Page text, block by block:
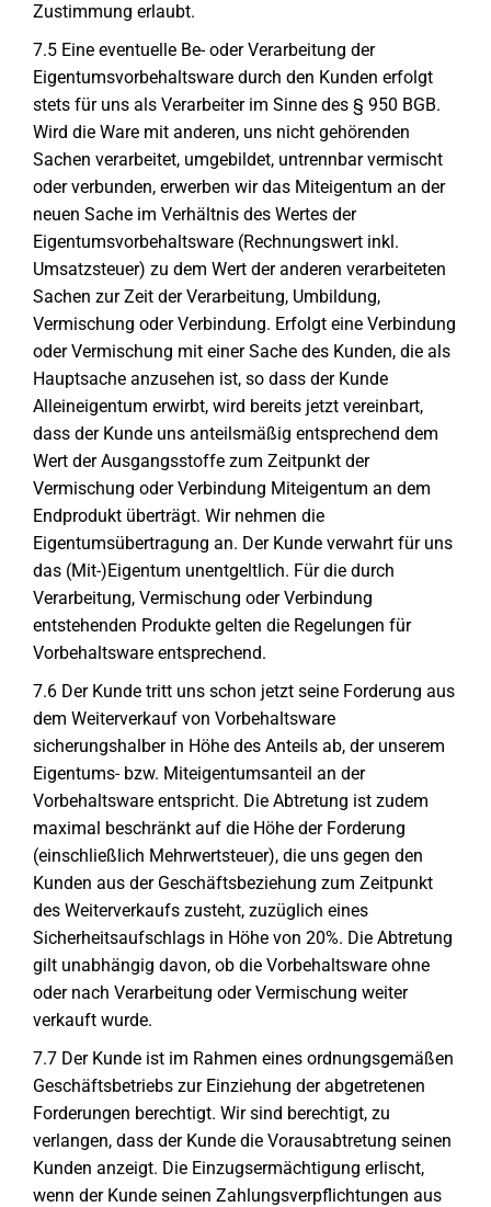
Zustimmung erlaubt.
7.5 Eine eventuelle Be- oder Verarbeitung der
Eigentumsvorbehaltsware durch den Kunden erfolgt
stets für uns als Verarbeiter im Sinne des § 950 BGB.
Wird die Ware mit anderen, uns nicht gehörenden
Sachen verarbeitet, umgebildet, untrennbar vermischt
oder verbunden, erwerben wir das Miteigentum an der
neuen Sache im Verhältnis des Wertes der
Eigentumsvorbehaltsware (Rechnungswert inkl.
Umsatzsteuer) zu dem Wert der anderen verarbeiteten
Sachen zur Zeit der Verarbeitung, Umbildung,
Vermischung oder Verbindung. Erfolgt eine Verbindung
oder Vermischung mit einer Sache des Kunden, die als
Hauptsache anzusehen ist, so dass der Kunde
Alleineigentum erwirbt, wird bereits jetzt vereinbart,
dass der Kunde uns anteilsmäßig entsprechend dem
Wert der Ausgangsstoffe zum Zeitpunkt der
Vermischung oder Verbindung Miteigentum an dem
Endprodukt überträgt. Wir nehmen die
Eigentumsübertragung an. Der Kunde verwahrt für uns
das (Mit-)Eigentum unentgeltlich. Für die durch
Verarbeitung, Vermischung oder Verbindung
entstehenden Produkte gelten die Regelungen für
Vorbehaltsware entsprechend.
7.6 Der Kunde tritt uns schon jetzt seine Forderung aus
dem Weiterverkauf von Vorbehaltsware
sicherungshalber in Höhe des Anteils ab, der unserem
Eigentums- bzw. Miteigentumsanteil an der
Vorbehaltsware entspricht. Die Abtretung ist zudem
maximal beschränkt auf die Höhe der Forderung
(einschließlich Mehrwertsteuer), die uns gegen den
Kunden aus der Geschäftsbeziehung zum Zeitpunkt
des Weiterverkaufs zusteht, zuzüglich eines
Sicherheitsaufschlags in Höhe von 20%. Die Abtretung
gilt unabhängig davon, ob die Vorbehaltsware ohne
oder nach Verarbeitung oder Vermischung weiter
verkauft wurde.
7.7 Der Kunde ist im Rahmen eines ordnungsgemäßen
Geschäftsbetriebs zur Einziehung der abgetretenen
Forderungen berechtigt. Wir sind berechtigt, zu
verlangen, dass der Kunde die Vorausabtretung seinen
Kunden anzeigt. Die Einzugsermächtigung erlischt,
wenn der Kunde seinen Zahlungsverpflichtungen aus